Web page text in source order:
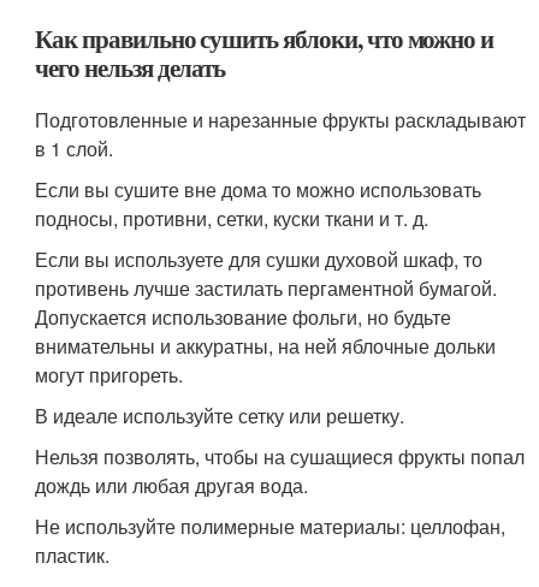
Как правильно сушить яблоки, что можно и
чего нельзя делать
Подготовленные и нарезанные фрукты раскладывают
в 1 слой.
Если вы сушите вне дома то можно использовать
подносы, противни, сетки, куски ткани и т. д.
Если вы используете для сушки духовой шкаф, то
противень лучше застилать пергаментной бумагой.
Допускается использование фольги, но будьте
внимательны и аккуратны, на ней яблочные дольки
могут пригореть.
В идеале используйте сетку или решетку.
Нельзя позволять, чтобы на сушащиеся фрукты попал
дождь или любая другая вода.
Не используйте полимерные материалы: целлофан,
пластик.